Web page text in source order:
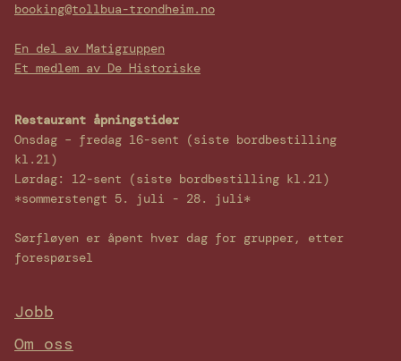
booking@tollbua-trondheim.no
En del av Matigruppen
Et medlem av De Historiske
Restaurant åpningstider
Onsdag – fredag 16-sent (siste bordbestilling
kl.21)
Lørdag: 12-sent (siste bordbestilling kl.21)
*sommerstengt 5. juli - 28. juli*
Sørfløyen er åpent hver dag for grupper, etter
forespørsel
Jobb
Om oss